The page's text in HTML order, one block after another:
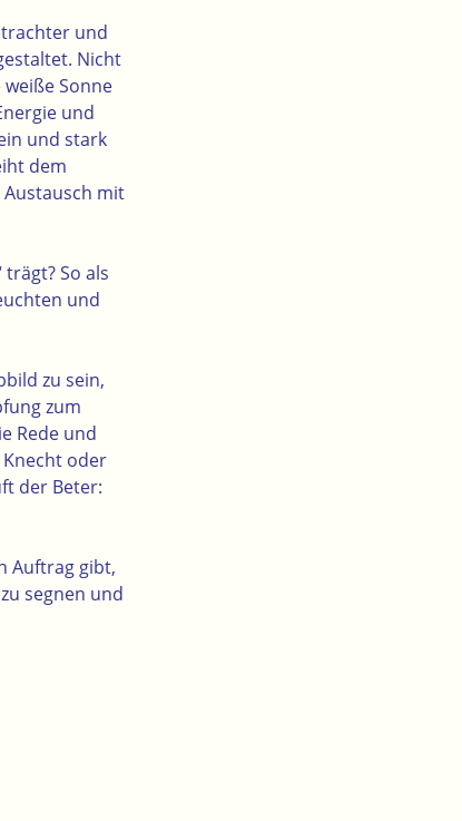
und
Nicht
Sonne
und
und stark
dem
mit
So als
und
zu sein,
zum
Rede und
oder
der Beter:
Auftrag gibt,
segnen und